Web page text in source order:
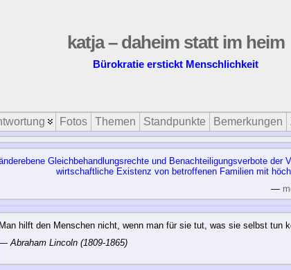
katja – daheim statt im heim
Bürokratie erstickt Menschlichkeit
Fotos Themen Standpunkte Bemerkungen
Gleichbehandlungsrechte und Benachteiligungsverbote
wirtschaftliche Existenz von betroffenen Familien mit
—
Man hilft den Menschen nicht, wenn man für sie tut, was sie selbst tun
Abraham Lincoln (1809-1865)